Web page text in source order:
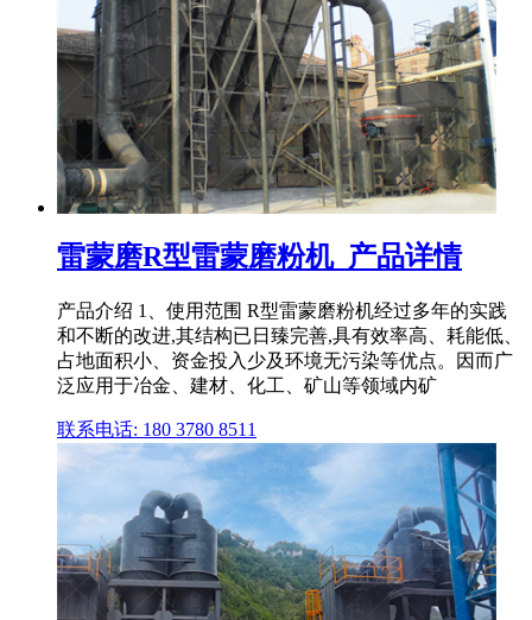
雷蒙磨R型雷蒙磨粉机_产品详情
产品介绍 1、使用范围 R型雷蒙磨粉机经过多年的实践
和不断的改进,其结构已日臻完善,具有效率高、耗能低、
占地面积小、资金投入少及环境无污染等优点。因而广
泛应用于冶金、建材、化工、矿山等领域内矿
联系电话: 180 3780 8511